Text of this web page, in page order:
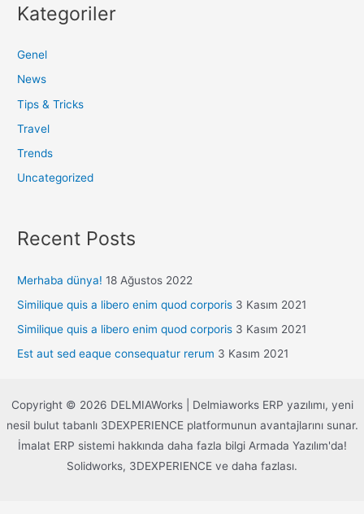
Kategoriler
Genel
News
Tips & Tricks
Travel
Trends
Uncategorized
Recent Posts
Merhaba dünya! 18 Ağustos 2022
Similique quis a libero enim quod corporis 3 Kasım 2021
Similique quis a libero enim quod corporis 3 Kasım 2021
Est aut sed eaque consequatur rerum 3 Kasım 2021
Copyright © 2026 DELMIAWorks | Delmiaworks ERP yazılımı, yeni
nesil bulut tabanlı 3DEXPERIENCE platformunun avantajlarını sunar.
İmalat ERP sistemi hakkında daha fazla bilgi Armada Yazılım'da!
Solidworks, 3DEXPERIENCE ve daha fazlası.